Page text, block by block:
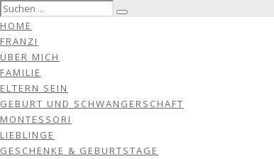
HOME
FRANZI
ÜBER MICH
FAMILIE
ELTERN SEIN
GEBURT UND SCHWANGERSCHAFT
MONTESSORI
LIEBLINGE
GESCHENKE & GEBURTSTAGE